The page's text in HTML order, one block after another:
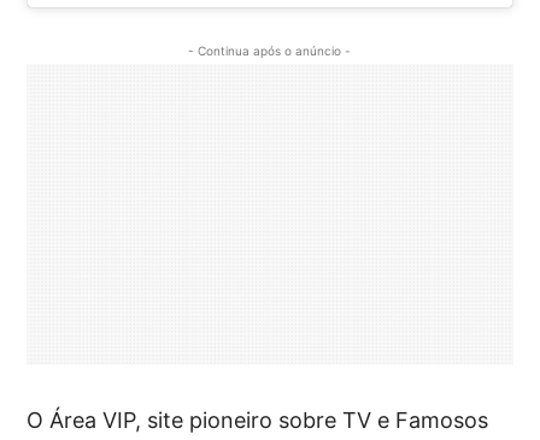
- Continua após o anúncio -
O Área VIP, site pioneiro sobre TV e Famosos